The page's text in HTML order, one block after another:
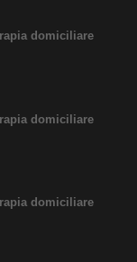
domiciliare
domiciliare
domiciliare